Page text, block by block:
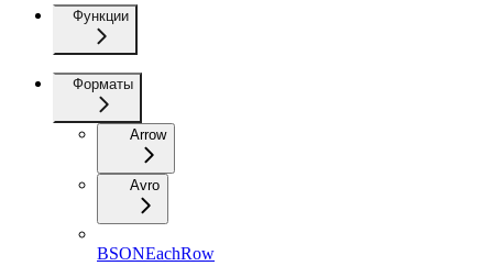
Функции
Форматы
Arrow
Avro
BSONEachRow